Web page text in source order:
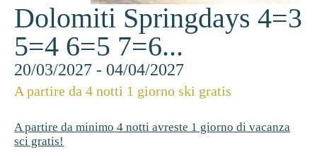
Dolomiti Springdays 4=3
5=4 6=5 7=6...
20/03/2027 - 04/04/2027
A partire da 4 notti 1 giorno ski gratis
A partire da minimo 4 notti avreste 1 giorno di vacanza
sci gratis!